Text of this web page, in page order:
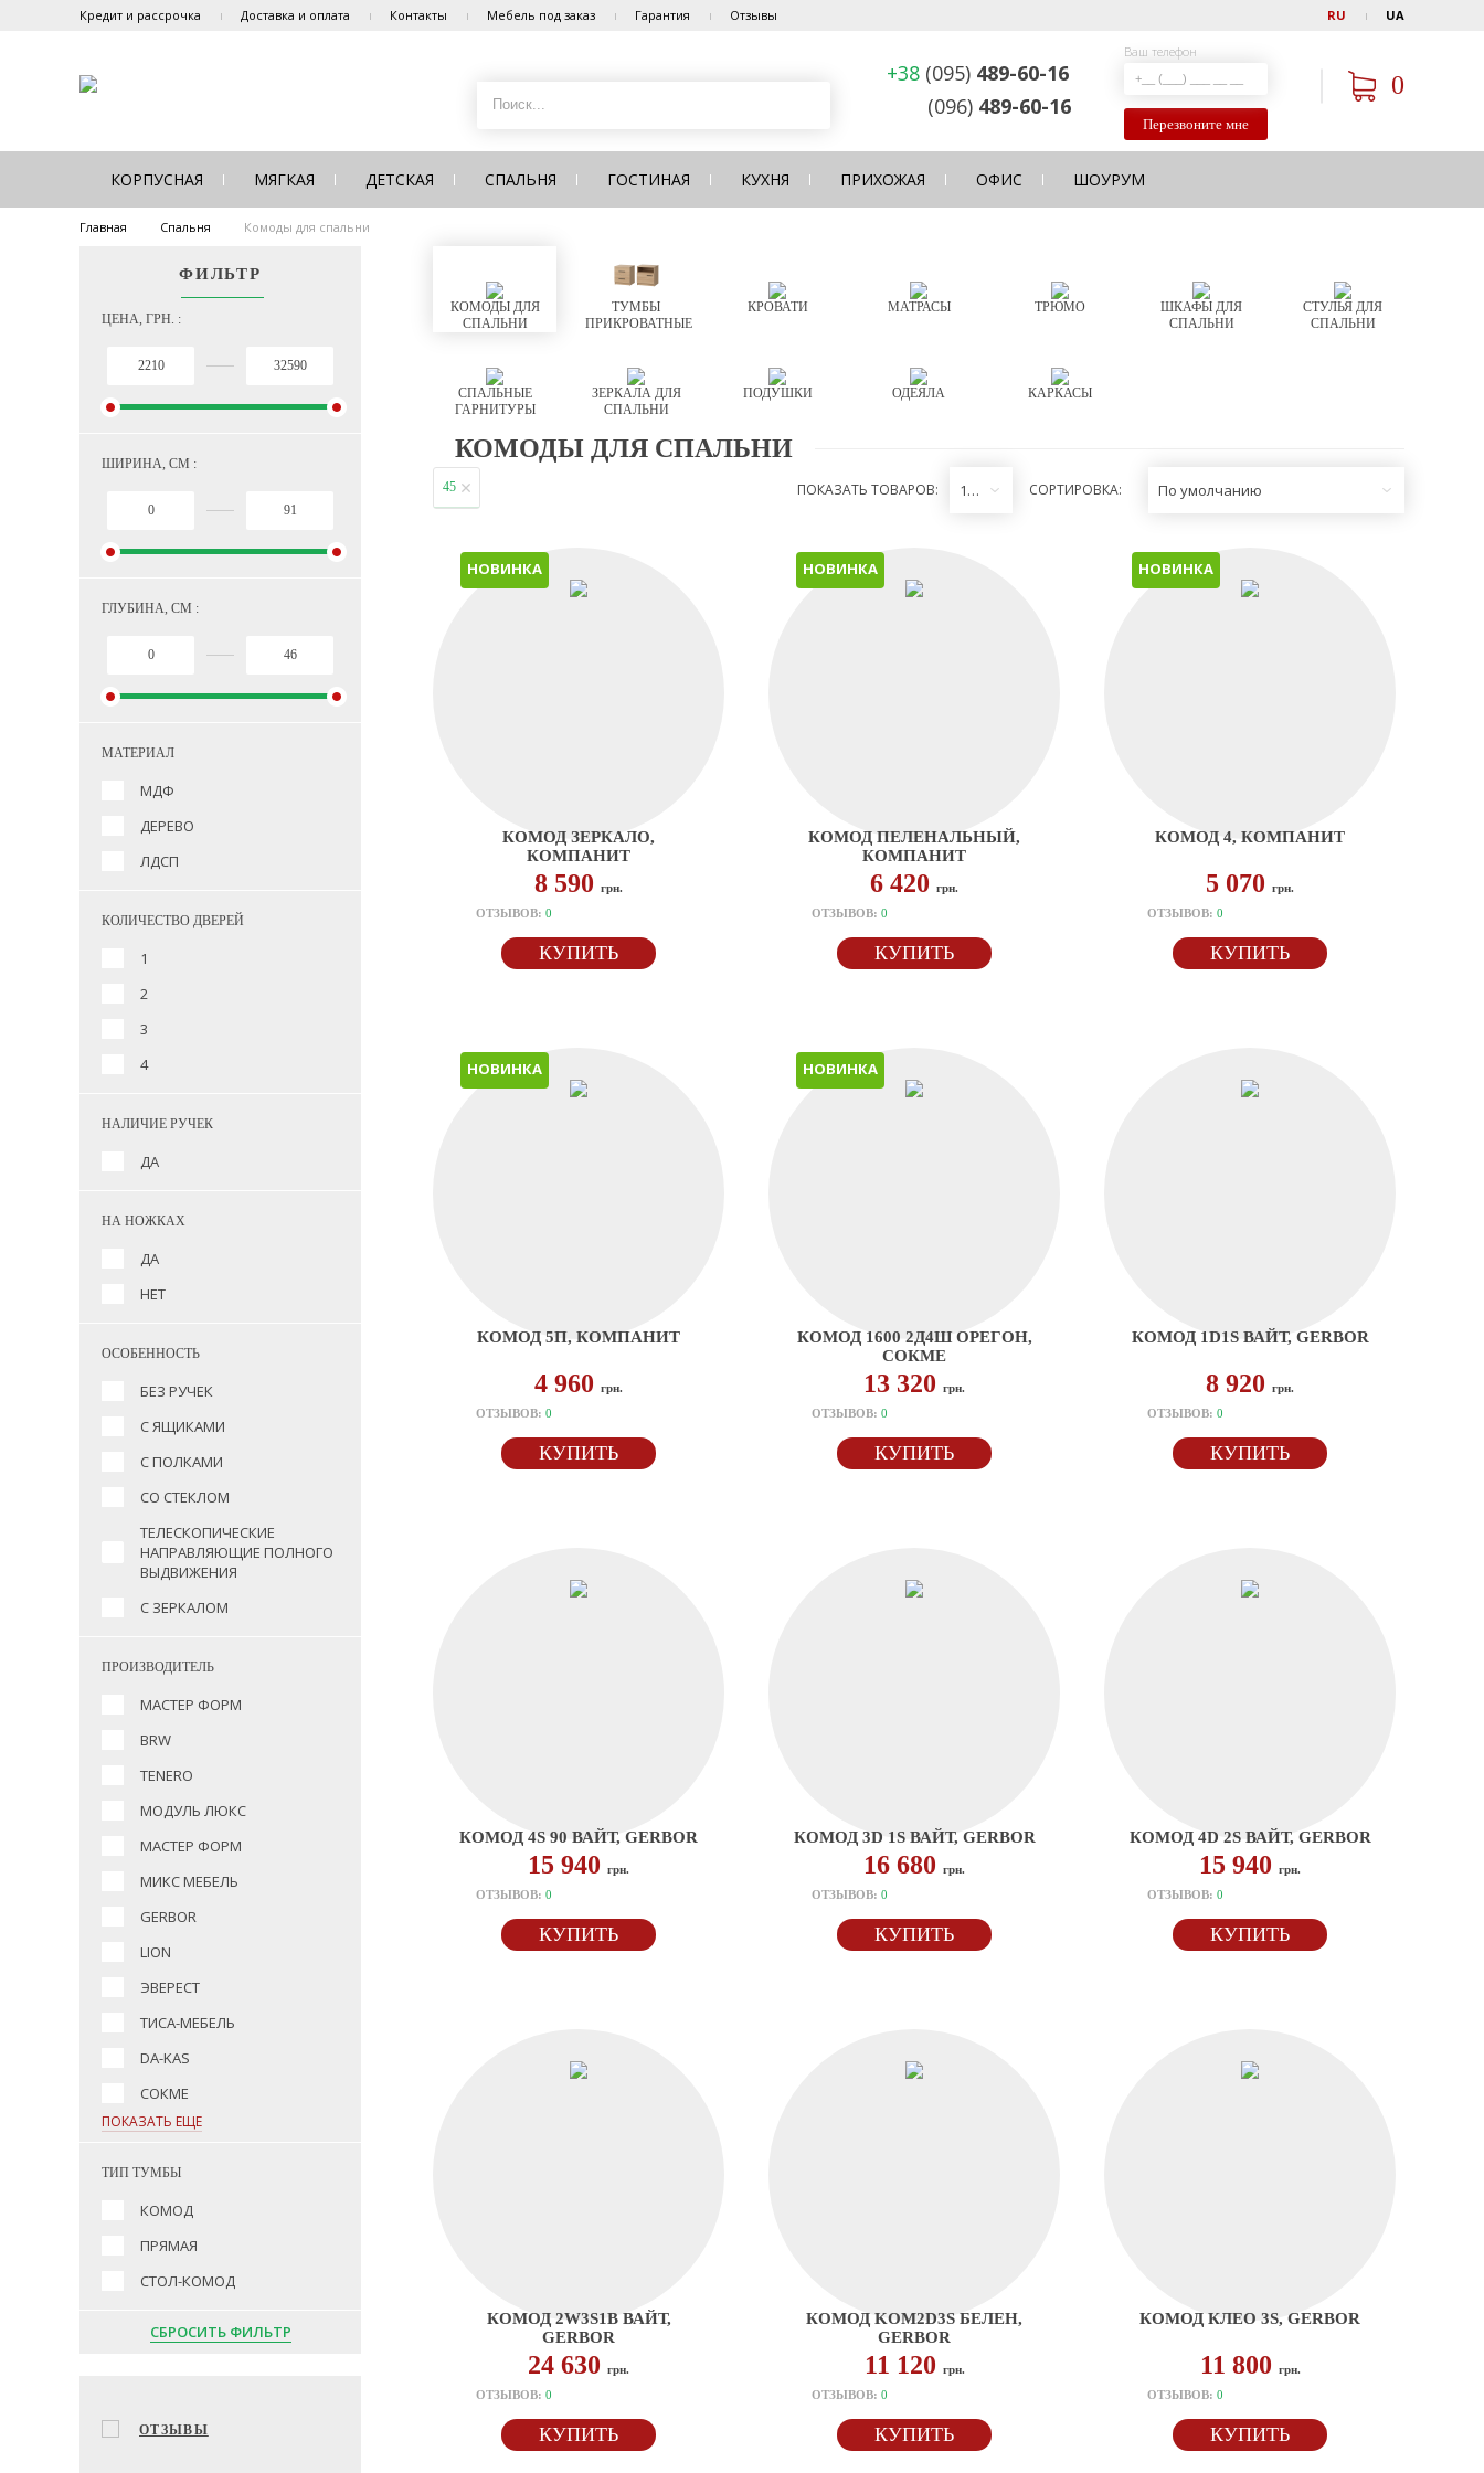
Кредит и рассрочка Доставка и оплата Контакты Мебель под заказ Гарантия Отзывы RU UA
+38 (095) 489-60-16
(096) 489-60-16
Ваш телефон
Перезвоните мне
0
КОРПУСНАЯ МЯГКАЯ ДЕТСКАЯ СПАЛЬНЯ ГОСТИНАЯ КУХНЯ ПРИХОЖАЯ ОФИС ШОУРУМ
Главная Спальня Комоды для спальни
ФИЛЬТР
ЦЕНА, ГРН. :
ШИРИНА, СМ :
ГЛУБИНА, СМ :
МАТЕРИАЛ
МДФ
ДЕРЕВО
ЛДСП
КОЛИЧЕСТВО ДВЕРЕЙ
1
2
3
4
НАЛИЧИЕ РУЧЕК
ДА
НА НОЖКАХ
ДА
НЕТ
ОСОБЕННОСТЬ
БЕЗ РУЧЕК
С ЯЩИКАМИ
С ПОЛКАМИ
СО СТЕКЛОМ
ТЕЛЕСКОПИЧЕСКИЕ
НАПРАВЛЯЮЩИЕ ПОЛНОГО
ВЫДВИЖЕНИЯ
С ЗЕРКАЛОМ
ПРОИЗВОДИТЕЛЬ
МАСТЕР ФОРМ
BRW
TENERO
МОДУЛЬ ЛЮКС
МАСТЕР ФОРМ
МИКС МЕБЕЛЬ
GERBOR
LION
ЭВЕРЕСТ
ТИСА-МЕБЕЛЬ
DA-KAS
СОКМЕ
ПОКАЗАТЬ ЕЩЕ
ТИП ТУМБЫ
КОМОД
ПРЯМАЯ
СТОЛ-КОМОД
СБРОСИТЬ ФИЛЬТР
ОТЗЫВЫ
КОМОДЫ ДЛЯ
СПАЛЬНИ
ТУМБЫ
ПРИКРОВАТНЫЕ
КРОВАТИ МАТРАСЫ ТРЮМО
ШКАФЫ ДЛЯ
СПАЛЬНИ
СТУЛЬЯ ДЛЯ
СПАЛЬНИ
СПАЛЬНЫЕ
ГАРНИТУРЫ
ЗЕРКАЛА ДЛЯ
СПАЛЬНИ
ПОДУШКИ ОДЕЯЛА КАРКАСЫ
КОМОДЫ ДЛЯ СПАЛЬНИ
45 ПОКАЗАТЬ ТОВАРОВ: 12 СОРТИРОВКА: По умолчанию
НОВИНКА
КОМОД ЗЕРКАЛО,
КОМПАНИТ
8 590 грн.
ОТЗЫВОВ: 0
КУПИТЬ
НОВИНКА
КОМОД ПЕЛЕНАЛЬНЫЙ,
КОМПАНИТ
6 420 грн.
ОТЗЫВОВ: 0
КУПИТЬ
НОВИНКА
КОМОД 4, КОМПАНИТ
5 070 грн.
ОТЗЫВОВ: 0
КУПИТЬ
НОВИНКА
КОМОД 5П, КОМПАНИТ
4 960 грн.
ОТЗЫВОВ: 0
КУПИТЬ
НОВИНКА
КОМОД 1600 2Д4Ш ОРЕГОН,
СОКМЕ
13 320 грн.
ОТЗЫВОВ: 0
КУПИТЬ
КОМОД 1D1S ВАЙТ, GERBOR
8 920 грн.
ОТЗЫВОВ: 0
КУПИТЬ
КОМОД 4S 90 ВАЙТ, GERBOR
15 940 грн.
ОТЗЫВОВ: 0
КУПИТЬ
КОМОД 3D 1S ВАЙТ, GERBOR
16 680 грн.
ОТЗЫВОВ: 0
КУПИТЬ
КОМОД 4D 2S ВАЙТ, GERBOR
15 940 грн.
ОТЗЫВОВ: 0
КУПИТЬ
КОМОД 2W3S1B ВАЙТ,
GERBOR
24 630 грн.
ОТЗЫВОВ: 0
КУПИТЬ
КОМОД KOM2D3S БЕЛЕН,
GERBOR
11 120 грн.
ОТЗЫВОВ: 0
КУПИТЬ
КОМОД КЛЕО 3S, GERBOR
11 800 грн.
ОТЗЫВОВ: 0
КУПИТЬ